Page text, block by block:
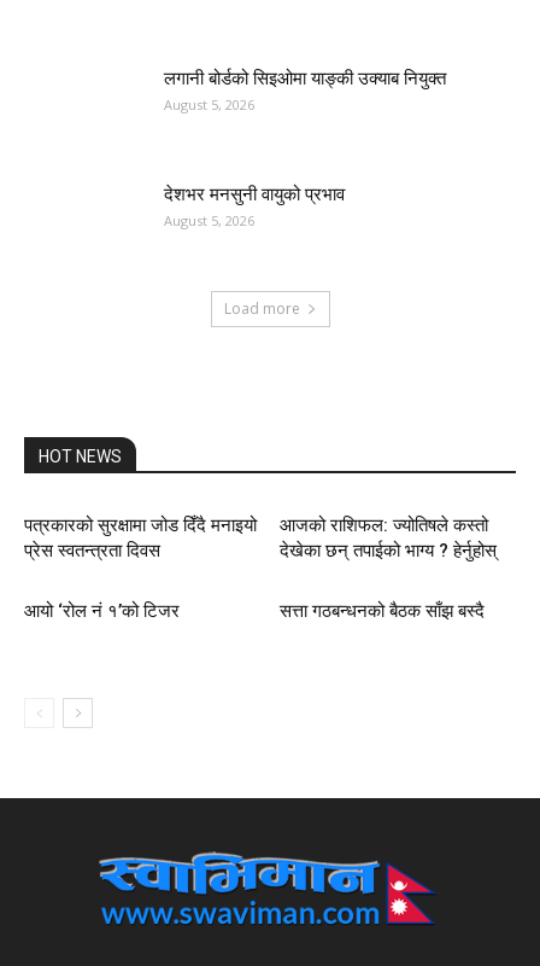
लगानी बोर्डको सिइओमा याङ्की उक्याब नियुक्त
August 5, 2026
देशभर मनसुनी वायुको प्रभाव
August 5, 2026
Load more
HOT NEWS
पत्रकारको सुरक्षामा जोड दिँदै मनाइयो
प्रेस स्वतन्त्रता दिवस
आजको राशिफल: ज्योतिषले कस्तो
देखेका छन् तपाईको भाग्य ? हेर्नुहोस्
आयो ‘रोल नं १’को टिजर सत्ता गठबन्धनको बैठक साँझ बस्दै